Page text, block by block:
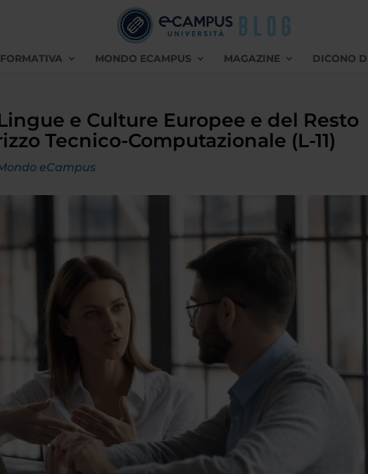
MONDO ECAMPUS MAGAZINE DICONO
e Culture Europee e del Resto
Tecnico-Computazionale (L-11)
eCampus